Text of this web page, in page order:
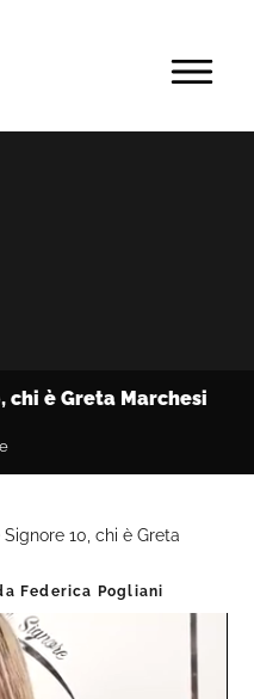
MENU
chi è Greta Marchesi
Signore 10, chi è Greta
Federica Pogliani